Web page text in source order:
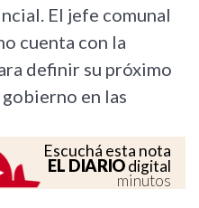
El jefe comunal
cuenta con la
definir su próximo
en las
Escuchá esta nota
EL DIARIOdigital
minutos